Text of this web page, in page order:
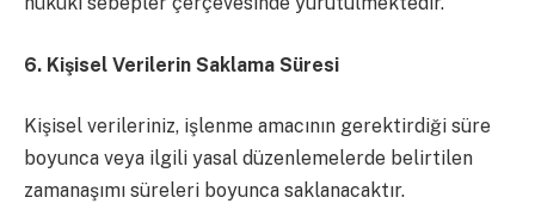
6. Kişisel Verilerin Saklama Süresi
Kişisel verileriniz, işlenme amacının gerektirdiği süre
boyunca veya ilgili yasal düzenlemelerde belirtilen
zamanaşımı süreleri boyunca saklanacaktır.